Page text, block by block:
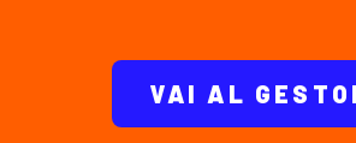
VAI AL